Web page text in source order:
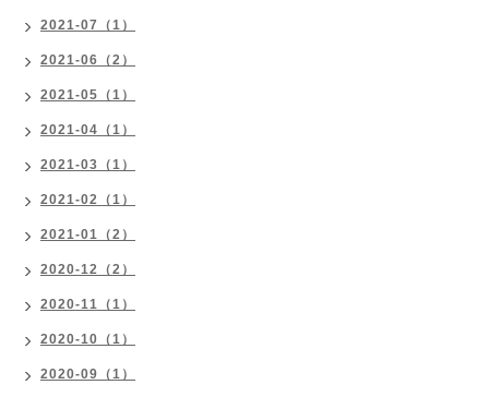
2021-07（1）
2021-06（2）
2021-05（1）
2021-04（1）
2021-03（1）
2021-02（1）
2021-01（2）
2020-12（2）
2020-11（1）
2020-10（1）
2020-09（1）